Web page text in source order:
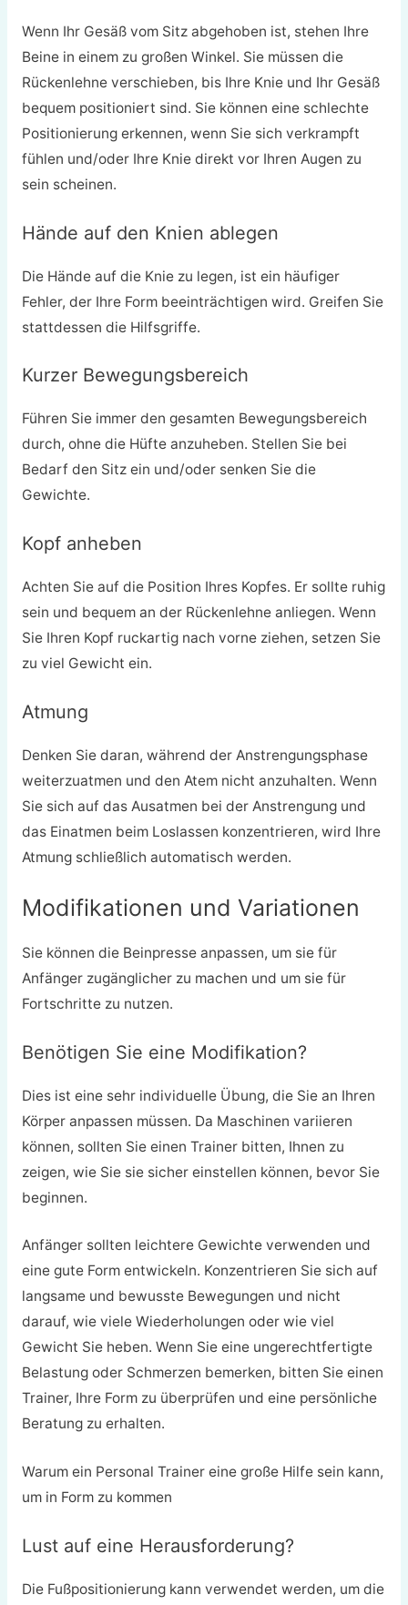
Wenn Ihr Gesäß vom Sitz abgehoben ist, stehen Ihre
Beine in einem zu großen Winkel. Sie müssen die
Rückenlehne verschieben, bis Ihre Knie und Ihr Gesäß
bequem positioniert sind. Sie können eine schlechte
Positionierung erkennen, wenn Sie sich verkrampft
fühlen und/oder Ihre Knie direkt vor Ihren Augen zu
sein scheinen.
Hände auf den Knien ablegen
Die Hände auf die Knie zu legen, ist ein häufiger
Fehler, der Ihre Form beeinträchtigen wird. Greifen Sie
stattdessen die Hilfsgriffe.
Kurzer Bewegungsbereich
Führen Sie immer den gesamten Bewegungsbereich
durch, ohne die Hüfte anzuheben. Stellen Sie bei
Bedarf den Sitz ein und/oder senken Sie die
Gewichte.
Kopf anheben
Achten Sie auf die Position Ihres Kopfes. Er sollte ruhig
sein und bequem an der Rückenlehne anliegen. Wenn
Sie Ihren Kopf ruckartig nach vorne ziehen, setzen Sie
zu viel Gewicht ein.
Atmung
Denken Sie daran, während der Anstrengungsphase
weiterzuatmen und den Atem nicht anzuhalten. Wenn
Sie sich auf das Ausatmen bei der Anstrengung und
das Einatmen beim Loslassen konzentrieren, wird Ihre
Atmung schließlich automatisch werden.
Modifikationen und Variationen
Sie können die Beinpresse anpassen, um sie für
Anfänger zugänglicher zu machen und um sie für
Fortschritte zu nutzen.
Benötigen Sie eine Modifikation?
Dies ist eine sehr individuelle Übung, die Sie an Ihren
Körper anpassen müssen. Da Maschinen variieren
können, sollten Sie einen Trainer bitten, Ihnen zu
zeigen, wie Sie sie sicher einstellen können, bevor Sie
beginnen.
Anfänger sollten leichtere Gewichte verwenden und
eine gute Form entwickeln. Konzentrieren Sie sich auf
langsame und bewusste Bewegungen und nicht
darauf, wie viele Wiederholungen oder wie viel
Gewicht Sie heben. Wenn Sie eine ungerechtfertigte
Belastung oder Schmerzen bemerken, bitten Sie einen
Trainer, Ihre Form zu überprüfen und eine persönliche
Beratung zu erhalten.
Warum ein Personal Trainer eine große Hilfe sein kann,
um in Form zu kommen
Lust auf eine Herausforderung?
Die Fußpositionierung kann verwendet werden, um die